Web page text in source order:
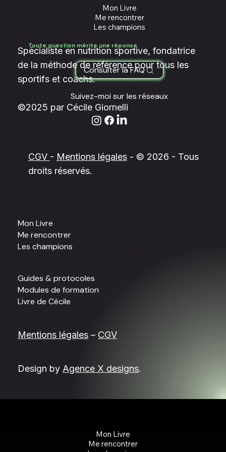
Design by Agence X designs.
Mentions légales – CGV
Academy
Academy
Spécialiste en nutrition sportive, fondatrice
de la méthode de référence pour tous les
sportifs et coachs.
©2025 par Cécile Giornelli
Mon Livre
Me rencontrer
Les champions
Guides & protocoles
Modules de formation
Livre de Cécile
Mon Livre
Me rencontrer
Les champions
Toute question mérite une réponse
Consulter la FAQ
Suivez-moi sur les réseaux
CGV - Mentions légales- © 2026 - Tous
droits réservés.
Mon Livre
Me rencontrer